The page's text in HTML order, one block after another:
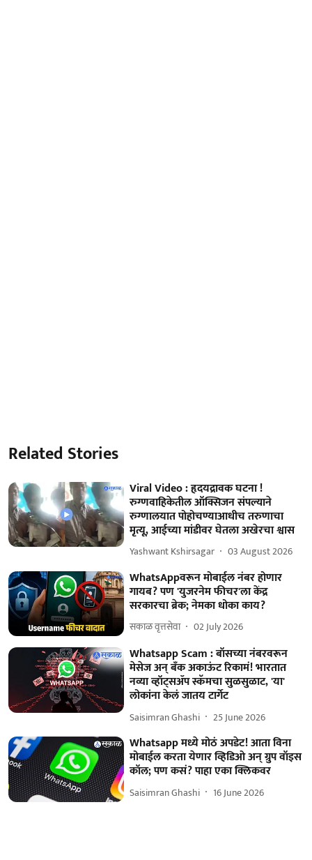
Related Stories
Viral Video : हृदयद्रावक घटना !
रुग्णवाहिकेतील ऑक्सिजन संपल्याने
रुग्णालयात पोहोचण्याआधीच तरुणाचा
मृत्यू, आईच्या मांडीवर घेतला अखेरचा श्वास
Yashwant Kshirsagar 03 August 2026
WhatsAppवरून मोबाईल नंबर होणार
गायब? पण 'युजरनेम फीचर'ला केंद्र
सरकारचा ब्रेक; नेमका धोका काय?
सकाळ वृत्तसेवा 02 July 2026
Whatsapp Scam : बॉसच्या नंबरवरून
मेसेज अन् बँक अकाऊंट रिकामं! भारतात
नव्या व्हॉट्सॲप स्कॅमचा सुळसुळाट, 'या'
लोकांना केलं जातय टार्गेट
Saisimran Ghashi 25 June 2026
Whatsapp मध्ये मोठं अपडेट! आता विना
मोबाईल करता येणार व्हिडिओ अन् ग्रुप वॉइस
कॉल; पण कसं? पाहा एका क्लिकवर
Saisimran Ghashi 16 June 2026